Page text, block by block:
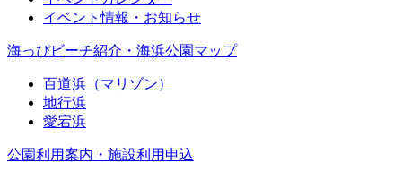
イベント情報・お知らせ
海っぴビーチ紹介・海浜公園マップ
百道浜（マリゾン）
地行浜
愛宕浜
公園利用案内・施設利用申込